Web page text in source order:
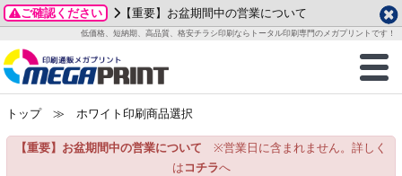
ご確認ください 【重要】お盆期間中の営業について
低価格、短納期、高品質、格安チラシ印刷ならトータル印刷専門のメガプリントです！
商品一覧
グッズ
ステッカー
ご利用ガイド
お客様へ
いて
刷
カード印刷
データ作成ガイド
成前に
ガイド
テンプレート
ード印刷
名刺印刷
一覧
わせ
2026年 8月
月
火 水 木 金
土
3
4 5 6 7
8
15
トップ≫ ホワイト印刷商品選択
【重要】お盆期間中の営業について ※営業日に含まれません。詳しく
は コチラへ